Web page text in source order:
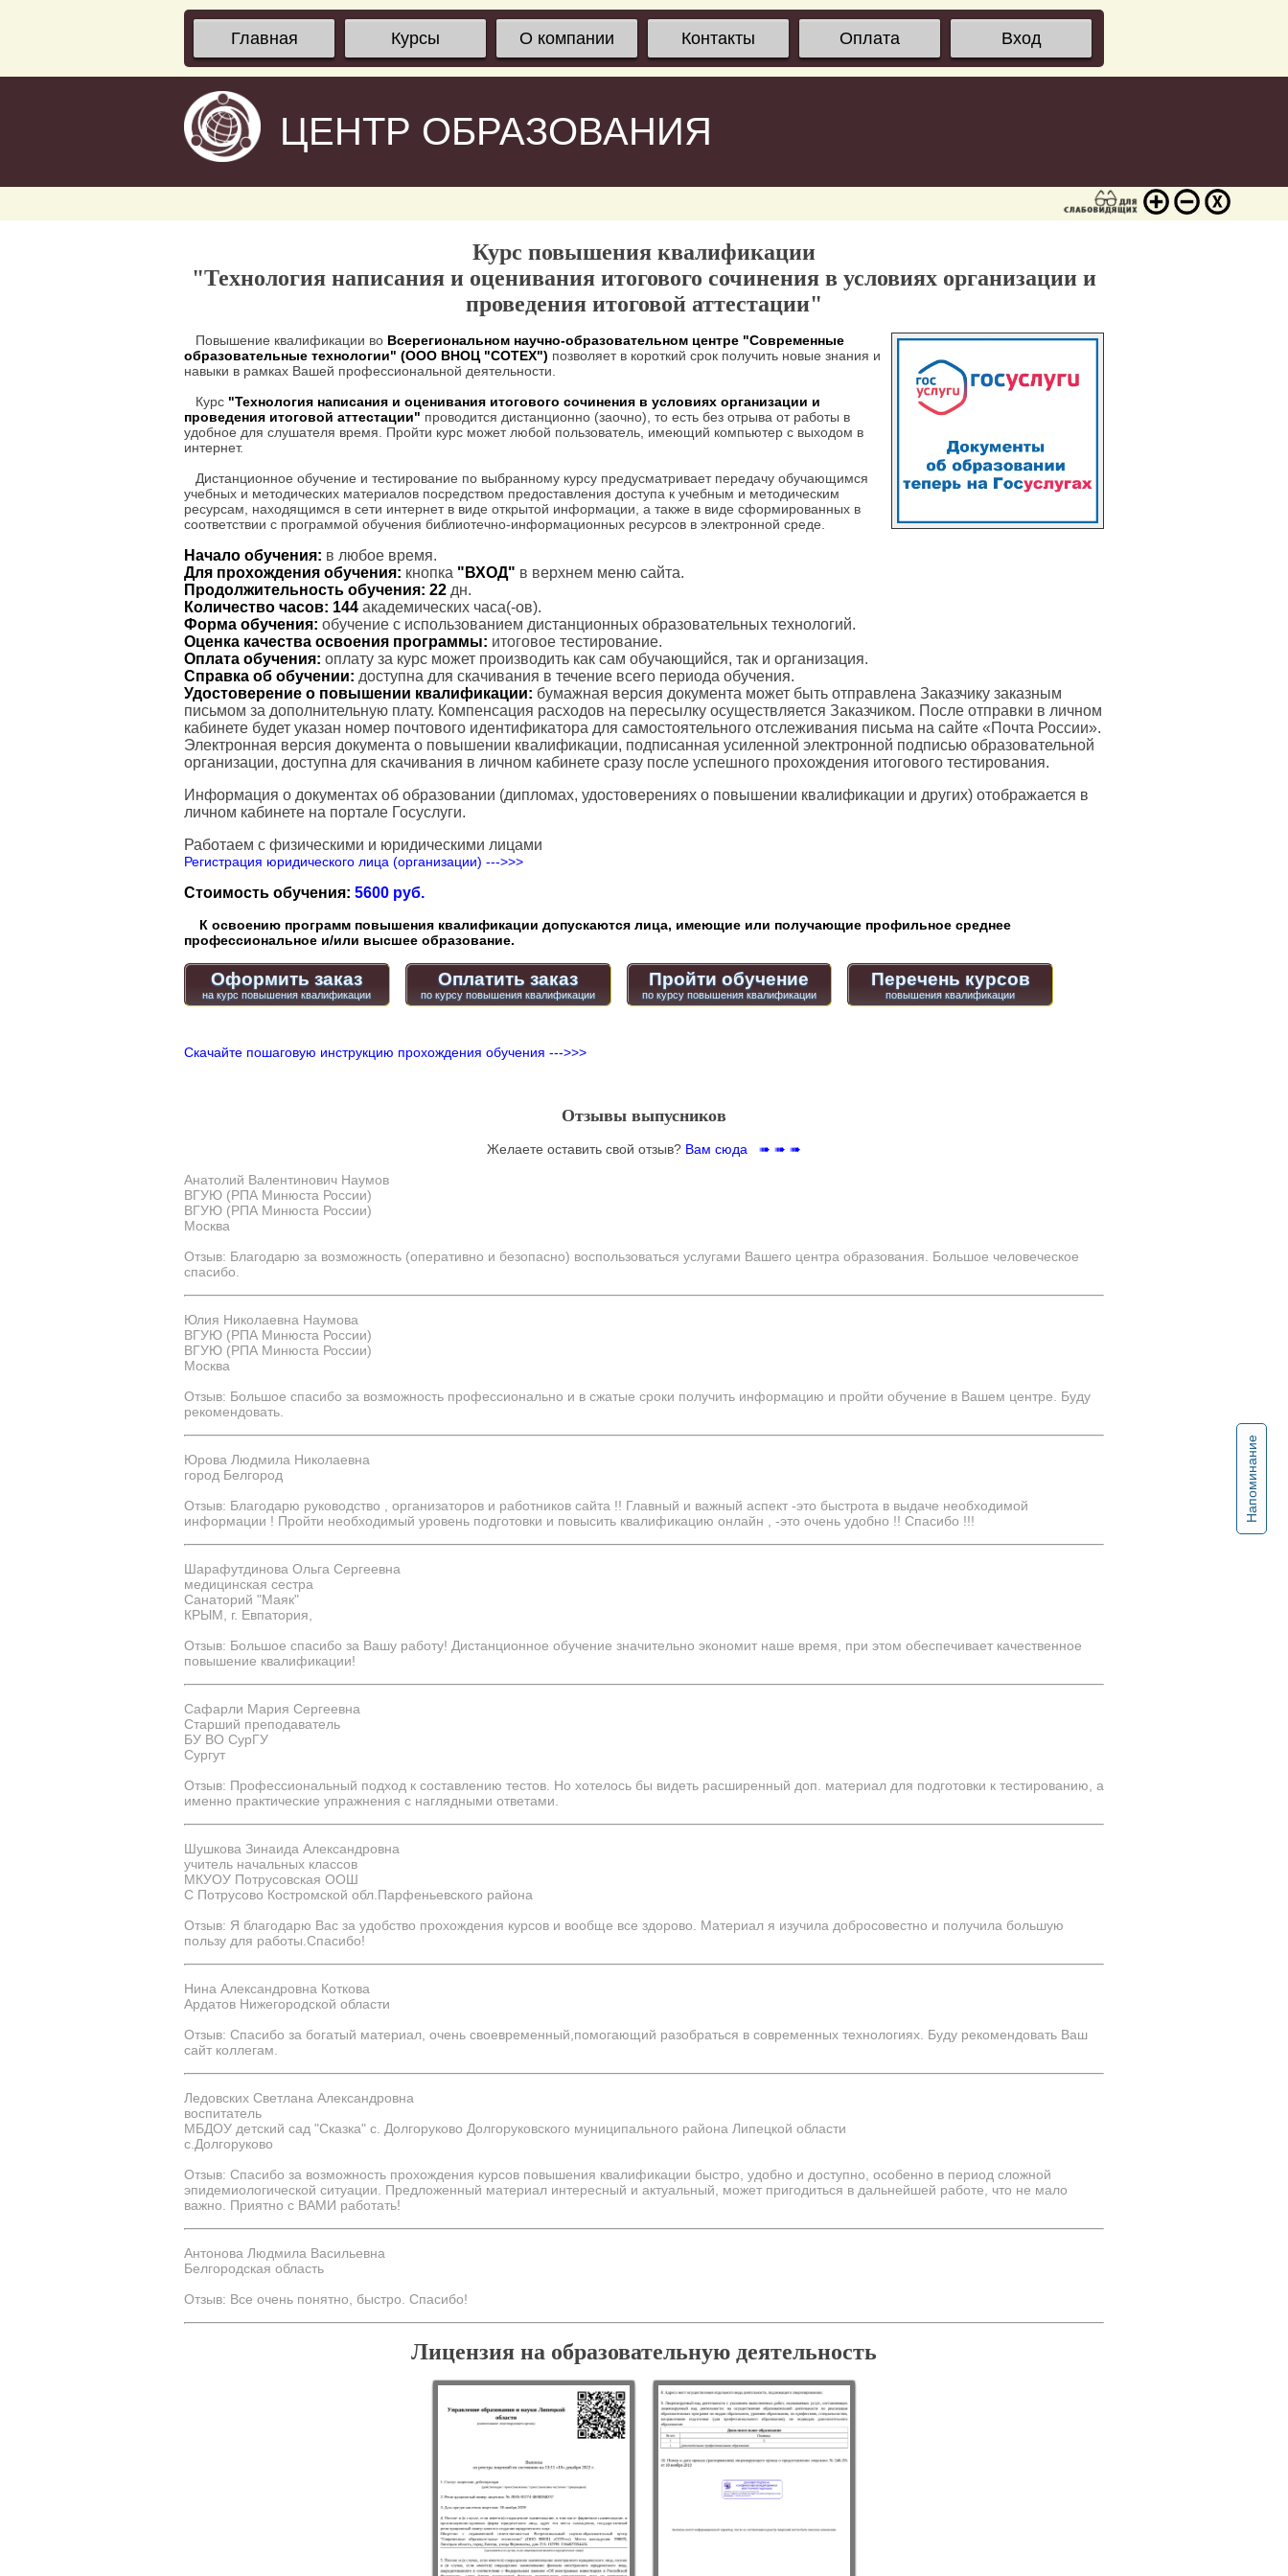
Главная Курсы О компании Контакты Оплата Вход
ЦЕНТР ОБРАЗОВАНИЯ
Напоминание
Курс повышения квалификации
"Технология написания и оценивания итогового сочинения в условиях организации и
проведения итоговой аттестации"
Повышение квалификации во Всерегиональном научно-образовательном центре "Современные
образовательные технологии" (ООО ВНОЦ "СОТЕХ") позволяет в короткий срок получить новые знания и
навыки в рамках Вашей профессиональной деятельности.
Курс "Технология написания и оценивания итогового сочинения в условиях организации и
проведения итоговой аттестации" проводится дистанционно (заочно), то есть без отрыва от работы в
удобное для слушателя время. Пройти курс может любой пользователь, имеющий компьютер с выходом в
интернет.
Дистанционное обучение и тестирование по выбранному курсу предусматривает передачу обучающимся
учебных и методических материалов посредством предоставления доступа к учебным и методическим
ресурсам, находящимся в сети интернет в виде открытой информации, а также в виде сформированных в
соответствии с программой обучения библиотечно-информационных ресурсов в электронной среде.
Начало обучения: в любое время.
Для прохождения обучения: кнопка "ВХОД" в верхнем меню сайта.
Продолжительность обучения: 22 дн.
Количество часов: 144 академических часа(-ов).
Форма обучения: обучение с использованием дистанционных образовательных технологий.
Оценка качества освоения программы: итоговое тестирование.
Оплата обучения: оплату за курс может производить как сам обучающийся, так и организация.
Справка об обучении: доступна для скачивания в течение всего периода обучения.
Удостоверение о повышении квалификации: бумажная версия документа может быть отправлена Заказчику заказным
письмом за дополнительную плату. Компенсация расходов на пересылку осуществляется Заказчиком. После отправки в личном
кабинете будет указан номер почтового идентификатора для самостоятельного отслеживания письма на сайте «Почта России».
Электронная версия документа о повышении квалификации, подписанная усиленной электронной подписью образовательной
организации, доступна для скачивания в личном кабинете сразу после успешного прохождения итогового тестирования.
Информация о документах об образовании (дипломах, удостоверениях о повышении квалификации и других) отображается в
личном кабинете на портале Госуслуги.
Работаем с физическими и юридическими лицами
Регистрация юридического лица (организации) --->>>
Стоимость обучения: 5600 руб.
К освоению программ повышения квалификации допускаются лица, имеющие или получающие профильное среднее
профессиональное и/или высшее образование.
Оформить заказ Оплатить заказ Пройти обучение
по курсу повышения квалификации
Перечень курсов
Скачайте пошаговую инструкцию прохождения обучения --->>>
Отзывы выпусников
Желаете оставить свой отзыв? Вам сюда ➠ ➠ ➠
Анатолий Валентинович Наумов
ВГУЮ (РПА Минюста России)
ВГУЮ (РПА Минюста России)
Москва
Отзыв: Благодарю за возможность (оперативно и безопасно) воспользоваться услугами Вашего центра образования. Большое человеческое
спасибо.
Юлия Николаевна Наумова
ВГУЮ (РПА Минюста России)
ВГУЮ (РПА Минюста России)
Москва
Отзыв: Большое спасибо за возможность профессионально и в сжатые сроки получить информацию и пройти обучение в Вашем центре. Буду
рекомендовать.
Юрова Людмила Николаевна
город Белгород
Отзыв: Благодарю руководство , организаторов и работников сайта !! Главный и важный аспект -это быстрота в выдаче необходимой
информации ! Пройти необходимый уровень подготовки и повысить квалификацию онлайн , -это очень удобно !! Спасибо !!!
Шарафутдинова Ольга Сергеевна
медицинская сестра
Санаторий "Маяк"
КРЫМ, г. Евпатория,
Отзыв: Большое спасибо за Вашу работу! Дистанционное обучение значительно экономит наше время, при этом обеспечивает качественное
повышение квалификации!
Сафарли Мария Сергеевна
Старший преподаватель
БУ ВО СурГУ
Сургут
Отзыв: Профессиональный подход к составлению тестов. Но хотелось бы видеть расширенный доп. материал для подготовки к тестированию, а
именно практические упражнения с наглядными ответами.
Шушкова Зинаида Александровна
учитель начальных классов
МКУОУ Потрусовская ООШ
С Потрусово Костромской обл.Парфеньевского района
Отзыв: Я благодарю Вас за удобство прохождения курсов и вообще все здорово. Материал я изучила добросовестно и получила большую
пользу для работы.Спасибо!
Нина Александровна Коткова
Ардатов Нижегородской области
Отзыв: Спасибо за богатый материал, очень своевременный,помогающий разобраться в современных технологиях. Буду рекомендовать Ваш
сайт коллегам.
Ледовских Светлана Александровна
воспитатель
МБДОУ детский сад "Сказка" с. Долгоруково Долгоруковского муниципального района Липецкой области
с.Долгоруково
Отзыв: Спасибо за возможность прохождения курсов повышения квалификации быстро, удобно и доступно, особенно в период сложной
эпидемиологической ситуации. Предложенный материал интересный и актуальный, может пригодиться в дальнейшей работе, что не мало
важно. Приятно с ВАМИ работать!
Антонова Людмила Васильевна
Белгородская область
Отзыв: Все очень понятно, быстро. Спасибо!
Лицензия на образовательную деятельность